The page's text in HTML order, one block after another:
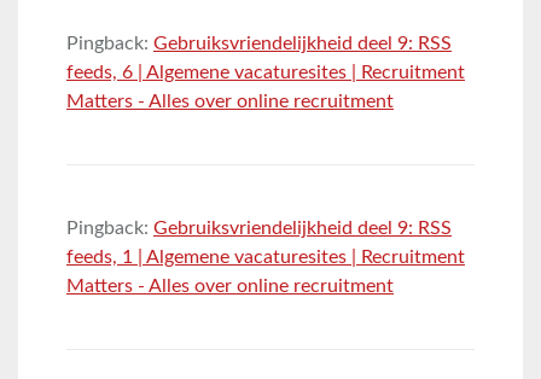
Pingback: Gebruiksvriendelijkheid deel 9: RSS
feeds, 6 | Algemene vacaturesites | Recruitment
Matters - Alles over online recruitment
Pingback: Gebruiksvriendelijkheid deel 9: RSS
feeds, 1 | Algemene vacaturesites | Recruitment
Matters - Alles over online recruitment